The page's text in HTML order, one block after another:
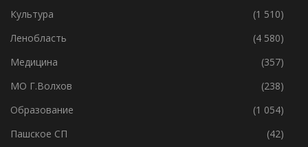
История
(894)
Культура
(1 510)
Ленобласть
(4 580)
Медицина
(357)
МО Г.Волхов
(238)
Образование
(1 054)